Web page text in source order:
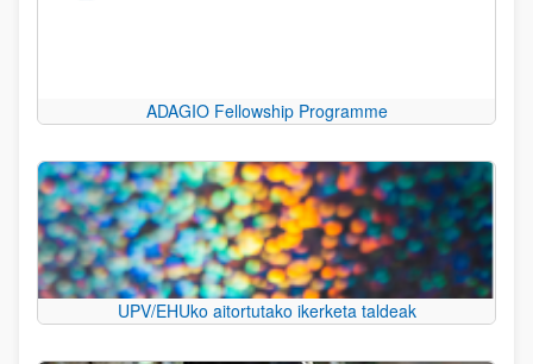
ADAGIO Fellowship Programme
UPV/EHUko aitortutako ikerketa taldeak